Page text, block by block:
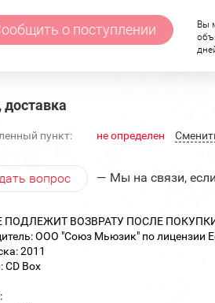
о поступлении
Вы
доставка
пункт: не определен
вопрос — Мы на связи,
ПОДЛЕЖИТ ВОЗВРАТУ ПОСЛЕ
ООО "Союз Мьюзик" по лицензии
2011
CD Box